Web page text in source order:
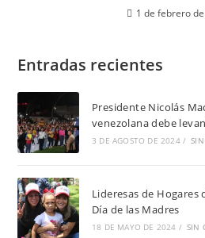
1 de febrero
Entradas recientes
Presidente Nicolás
venezolana debe
3 DE AGOSTO DE 2024 /
Lideresas de Hogares
Día de las Madres
18 DE MAYO DE 2024 / SIN